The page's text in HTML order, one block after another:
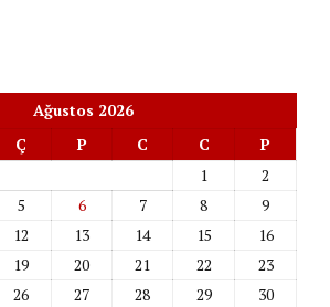
Ağustos 2026
Ç P C C
P
1
2
5 6 7 8
9
12 13 14 15
16
19 20 21 22
23
26 27 28 29
30